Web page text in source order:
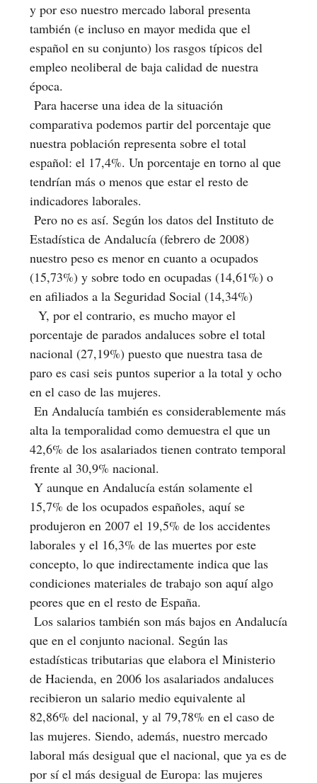
y por eso nuestro mercado laboral presenta
también (e incluso en mayor medida que el
español en su conjunto) los rasgos típicos del
empleo neoliberal de baja calidad de nuestra
época.
Para hacerse una idea de la situación
comparativa podemos partir del porcentaje que
nuestra población representa sobre el total
español: el 17,4%. Un porcentaje en torno al que
tendrían más o menos que estar el resto de
indicadores laborales.
Pero no es así. Según los datos del Instituto de
Estadística de Andalucía (febrero de 2008)
nuestro peso es menor en cuanto a ocupados
(15,73%) y sobre todo en ocupadas (14,61%) o
en afiliados a la Seguridad Social (14,34%)
Y, por el contrario, es mucho mayor el
porcentaje de parados andaluces sobre el total
nacional (27,19%) puesto que nuestra tasa de
paro es casi seis puntos superior a la total y ocho
en el caso de las mujeres.
En Andalucía también es considerablemente más
alta la temporalidad como demuestra el que un
42,6% de los asalariados tienen contrato temporal
frente al 30,9% nacional.
Y aunque en Andalucía están solamente el
15,7% de los ocupados españoles, aquí se
produjeron en 2007 el 19,5% de los accidentes
laborales y el 16,3% de las muertes por este
concepto, lo que indirectamente indica que las
condiciones materiales de trabajo son aquí algo
peores que en el resto de España.
Los salarios también son más bajos en Andalucía
que en el conjunto nacional. Según las
estadísticas tributarias que elabora el Ministerio
de Hacienda, en 2006 los asalariados andaluces
recibieron un salario medio equivalente al
82,86% del nacional, y al 79,78% en el caso de
las mujeres. Siendo, además, nuestro mercado
laboral más desigual que el nacional, que ya es de
por sí el más desigual de Europa: las mujeres